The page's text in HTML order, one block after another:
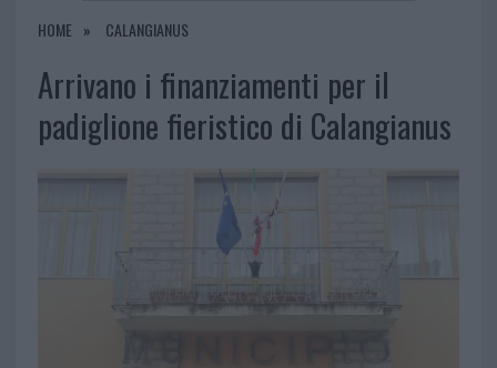
HOME CALANGIANUS
Arrivano i finanziamenti per il
padiglione fieristico di Calangianus